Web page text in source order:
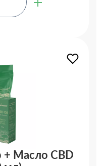
Масло CBD